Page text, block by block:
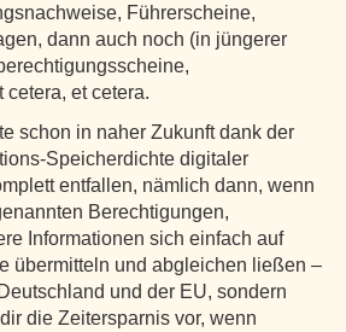
Führerscheine,
dann auch noch (in jüngerer
cetera, et cetera.
schon in naher Zukunft dank der
Speicherdichte digitaler
entfallen, nämlich dann, wenn
Berechtigungen,
Informationen sich einfach auf
übermitteln und abgleichen ließen –
und der EU, sondern
die Zeitersparnis vor, wenn